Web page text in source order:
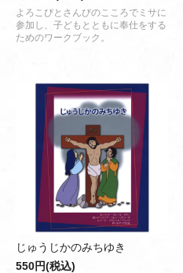
よろこびとさんびのこころでミサに
参加し、子どもとともに奉仕をする
ためのワークブック。
じゅうじかのみちゆき
550円(税込)